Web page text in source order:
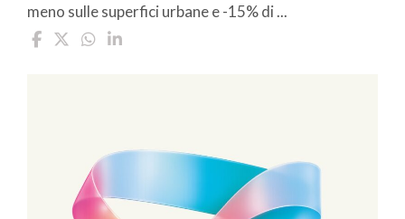
meno sulle superfici urbane e -15% di ...